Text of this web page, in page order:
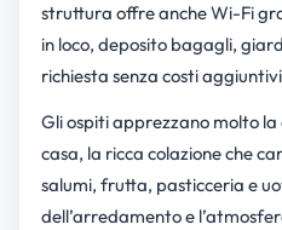
struttura offre anche Wi-Fi
in loco, deposito bagagli,
richiesta senza costi
Gli ospiti apprezzano molto
casa, la ricca colazione che
salumi, frutta, pasticceria e
dell’arredamento e